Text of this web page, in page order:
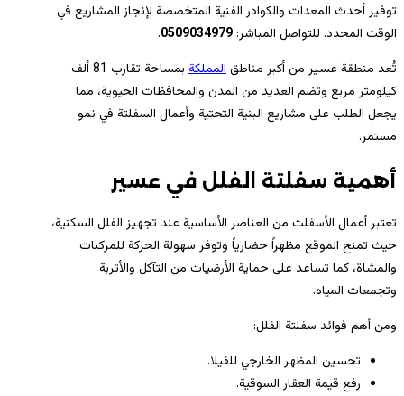
توفير أحدث المعدات والكوادر الفنية المتخصصة لإنجاز المشاريع في
الوقت المحدد. للتواصل المباشر: 0509034979
.
تُعد منطقة عسير من أكبر مناطقالمملكة
بمساحة تقارب 81 ألف
كيلومتر مربع وتضم العديد من المدن والمحافظات الحيوية، مما
يجعل الطلب على مشاريع البنية التحتية وأعمال السفلتة في نمو
مستمر.
أهمية سفلتة الفلل في عسير
تعتبر أعمال الأسفلت من العناصر الأساسية عند تجهيز الفلل السكنية،
حيث تمنح الموقع مظهراً حضارياً وتوفر سهولة الحركة للمركبات
والمشاة، كما تساعد على حماية الأرضيات من التآكل والأتربة
وتجمعات المياه.
ومن أهم فوائد سفلتة الفلل:
تحسين المظهر الخارجي للفيلا.
رفع قيمة العقار السوقية.